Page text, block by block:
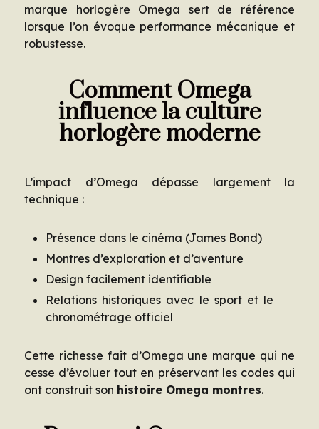
marque horlogère Omega sert de référence
lorsque l’on évoque performance mécanique et
robustesse.
Comment Omega
influence la culture
horlogère moderne
L’impact d’Omega dépasse largement la
technique :
Présence dans le cinéma (James Bond)
Montres d’exploration et d’aventure
Design facilement identifiable
Relations historiques avec le sport et le
chronométrage officiel
Cette richesse fait d’Omega une marque qui ne
cesse d’évoluer tout en préservant les codes qui
ont construit son histoire Omega montres.